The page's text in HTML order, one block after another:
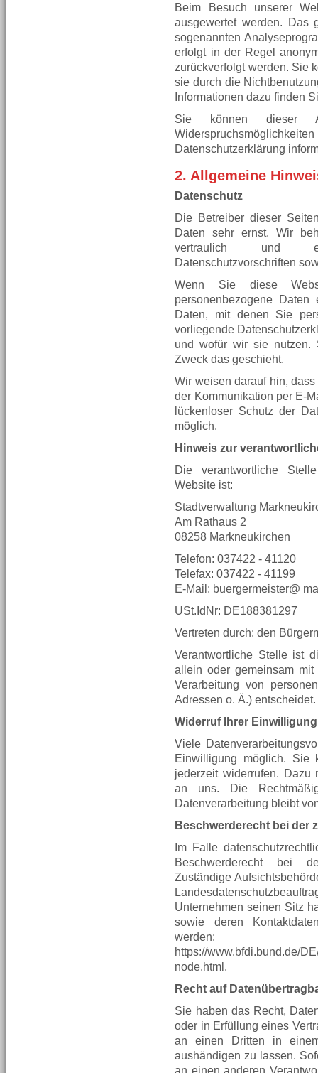
Beim Besuch unserer
ausgewertet werden. Das
sogenannten
erfolgt in der Regel
zurückverfolgt werden. Sie
sie durch die
Informationen dazu finden
Sie können dieser
Datenschutzerklärung
2. Allgemeine
Datenschutz
Die Betreiber dieser
Daten sehr ernst. Wir
vertraulich und
Datenschutzvorschriften
Wenn Sie diese
personenbezogene Daten
Daten, mit denen Sie
vorliegende
und wofür wir sie nutzen.
Zweck das geschieht.
Wir weisen darauf hin,
der Kommunikation per E-
lückenloser Schutz der
möglich.
Hinweis zur
Die verantwortliche
Website ist:
Stadtverwaltung
Am Rathaus 2
08258 Markneukirchen
Telefon: 037422 - 41120
Telefax: 037422 - 41199
E-Mail: buergermeister@
USt.IdNr: DE188381297
Vertreten durch: den
Verantwortliche Stelle ist
allein oder gemeinsam
Verarbeitung von
Adressen o. Ä.) entscheidet.
Widerruf Ihrer
Viele
Einwilligung möglich. Sie
jederzeit widerrufen. Dazu
an uns. Die
Datenverarbeitung bleibt
Beschwerderecht bei der
Im Falle
Beschwerderecht bei
Zuständige
Unternehmen seinen Sitz
sowie deren
werden:
https://www.bfdi.bund.de/
node.html.
Recht auf
Sie haben das Recht,
oder in Erfüllung eines
an einen Dritten in
aushändigen zu lassen.
an einen anderen